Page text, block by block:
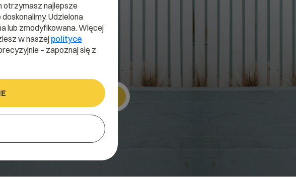
otrzymasz najlepsze
Udzielona
lub zmodyfikowana. Więcej
w naszej polityce
– zapoznaj się z